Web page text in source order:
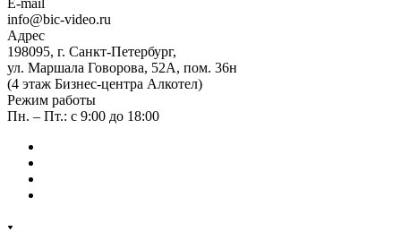
info@bic-video.ru
Адрес
198095, г. Санкт-Петербург,
ул. Маршала Говорова, 52А, пом. 36н
(4 этаж Бизнес-центра Алкотел)
Режим работы
Пн. – Пт.: с 9:00 до 18:00